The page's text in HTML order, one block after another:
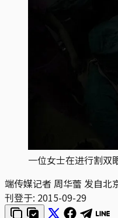
一位女士在进行割双
端传媒记者 周华蕾 发自北
刊登于: 2015-09-29